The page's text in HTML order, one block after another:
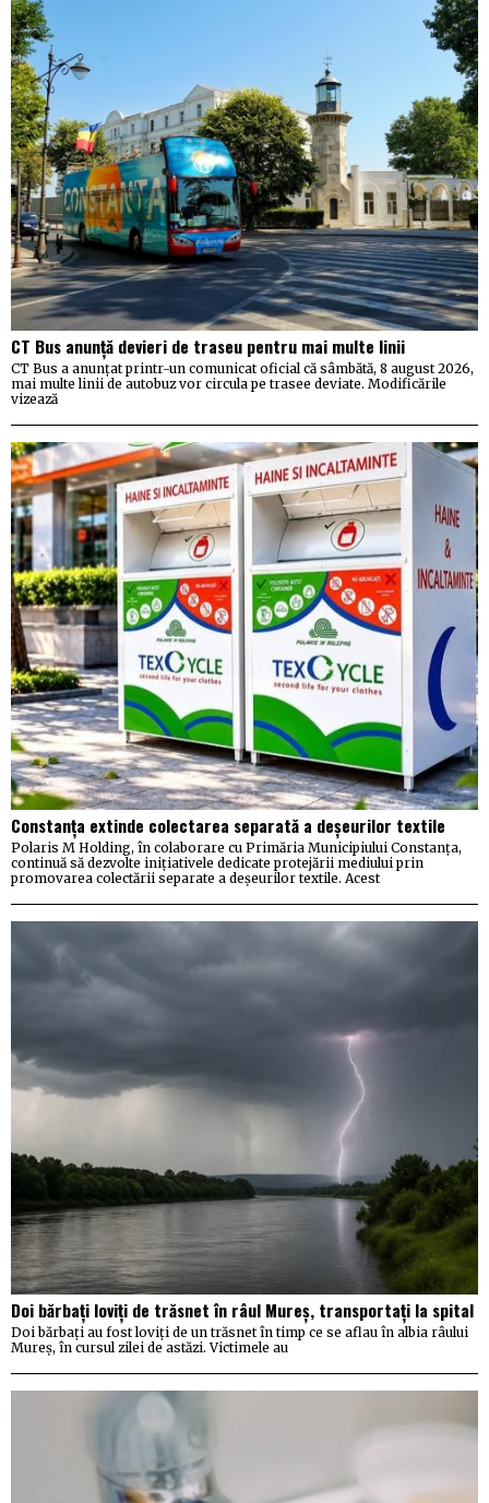
CT Bus anunță devieri de traseu pentru mai multe linii
CT Bus a anunțat printr-un comunicat oficial că sâmbătă, 8 august 2026,
mai multe linii de autobuz vor circula pe trasee deviate. Modificările
vizează
Constanța extinde colectarea separată a deșeurilor textile
Polaris M Holding, în colaborare cu Primăria Municipiului Constanța,
continuă să dezvolte inițiativele dedicate protejării mediului prin
promovarea colectării separate a deșeurilor textile. Acest
Doi bărbați loviți de trăsnet în râul Mureș, transportați la spital
Doi bărbați au fost loviți de un trăsnet în timp ce se aflau în albia râului
Mureș, în cursul zilei de astăzi. Victimele au